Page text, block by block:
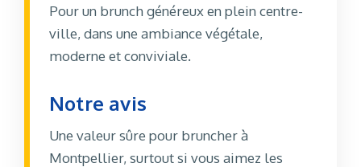
Pour un brunch généreux en plein centre-
ville, dans une ambiance végétale,
moderne et conviviale.
Notre avis
Une valeur sûre pour bruncher à
Montpellier, surtout si vous aimez les